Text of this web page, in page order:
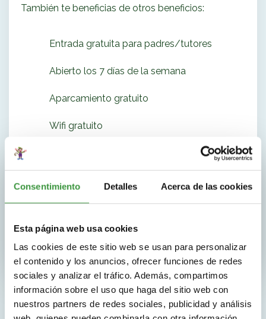
Consentimiento Detalles Acerca de las cookies
Esta página web usa cookies
Las cookies de este sitio web se usan para personalizar
el contenido y los anuncios, ofrecer funciones de redes
sociales y analizar el tráfico. Además, compartimos
información sobre el uso que haga del sitio web con
nuestros partners de redes sociales, publicidad y análisis
También te beneficias de otros beneficios:
Entrada gratuita para padres/tutores
Abierto los 7 días de la semana
Aparcamiento gratuito
Wifi gratuito
¿Te veremos pronto en uno de nuestrosparques